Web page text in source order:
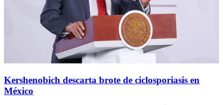
Kershenobich descarta brote de ciclosporiasis en
México